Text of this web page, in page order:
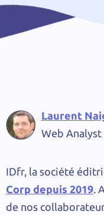
Laurent
Web Analyst
IDfr, la société
Corp depuis 2019.
de nos